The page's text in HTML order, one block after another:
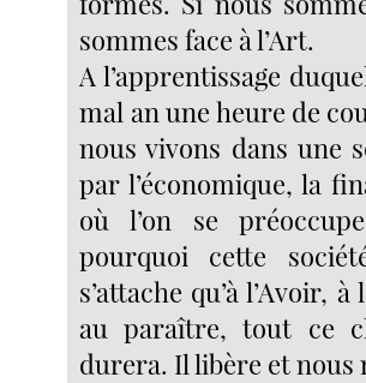
sommes face à l’Art.
A l’apprentissage
mal an une heure de
nous vivons dans une
par l’économique, la
où l’on se
pourquoi cette
s’attache qu’à l’Avoir,
au paraître, tout ce
durera. Il libère et nous